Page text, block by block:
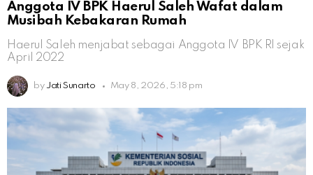
Anggota IV BPK Haerul Saleh Wafat dalam
Musibah Kebakaran Rumah
Haerul Saleh menjabat sebagai Anggota IV BPK RI sejak
April 2022
by Jati Sunarto May 8, 2026, 5:18 pm